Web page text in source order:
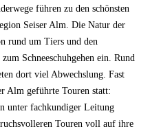
führen zu den schönsten
Seiser Alm. Die Natur der
rund um Tiers und den
Schneeschuhgehen ein. Rund
dort viel Abwechslung. Fast
Alm geführte Touren statt:
unter fachkundiger Leitung
Touren voll auf ihre